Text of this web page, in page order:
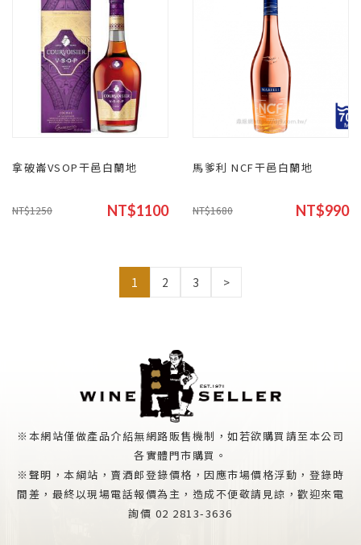
拿破崙VSOP干邑白蘭地
NT$1250 NT$1100
馬爹利 NCF干邑白蘭地
NT$1680 NT$990
1 2 3 >
※本網站僅做產品介紹無網路販售機制，如若欲購買請至本公司
各實體門市購買。
※聲明，本綱站，賣酒郎登錄價格，因應市場價格浮動，登錄時
間差，最終以現場電話報價為主，造成不便敬請見諒，歡迎來電
詢價 02 2813-3636